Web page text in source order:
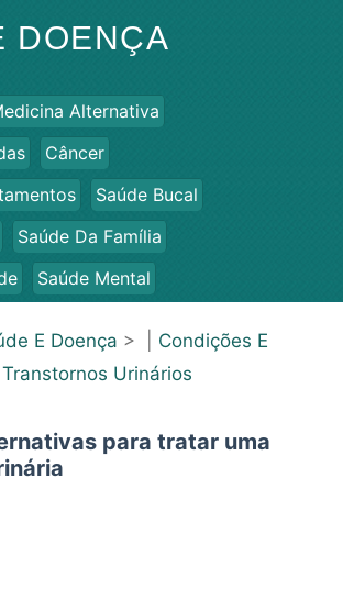
DOENÇA
Alternativa
Câncer
Saúde Bucal
Saúde Da Família
Saúde Mental
E Doença > | Condições E
Transtornos Urinários
para tratar uma